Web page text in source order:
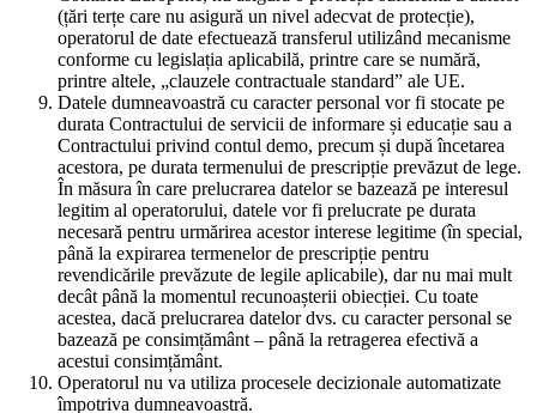
(țări terțe care nu asigură un nivel adecvat de protecție),
operatorul de date efectuează transferul utilizând mecanisme
conforme cu legislația aplicabilă, printre care se numără,
printre altele, „clauzele contractuale standard” ale UE.
Datele dumneavoastră cu caracter personal vor fi stocate pe
durata Contractului de servicii de informare și educație sau a
Contractului privind contul demo, precum și după încetarea
acestora, pe durata termenului de prescripție prevăzut de lege.
În măsura în care prelucrarea datelor se bazează pe interesul
legitim al operatorului, datele vor fi prelucrate pe durata
necesară pentru urmărirea acestor interese legitime (în special,
până la expirarea termenelor de prescripție pentru
revendicările prevăzute de legile aplicabile), dar nu mai mult
decât până la momentul recunoașterii obiecției. Cu toate
acestea, dacă prelucrarea datelor dvs. cu caracter personal se
bazează pe consimțământ – până la retragerea efectivă a
acestui consimțământ.
Operatorul nu va utiliza procesele decizionale automatizate
împotriva dumneavoastră.